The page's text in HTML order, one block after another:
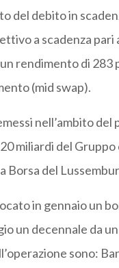
del debito in
a scadenza pari
rendimento di 283
(mid swap).
nell’ambito del
miliardi del Gruppo
Borsa del
in gennaio un
un decennale da
sono: